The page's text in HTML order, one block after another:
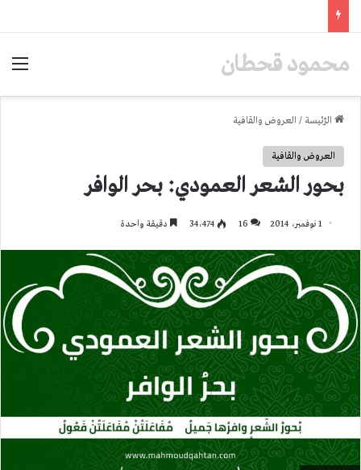
محمود قحطان
الرّئيسة / العروض والقافية
العروض والقافية
بحور الشعر العمودي: بحر الوافر
1 نوفمبر، 2014 16 34٬474 دقيقة واحدة